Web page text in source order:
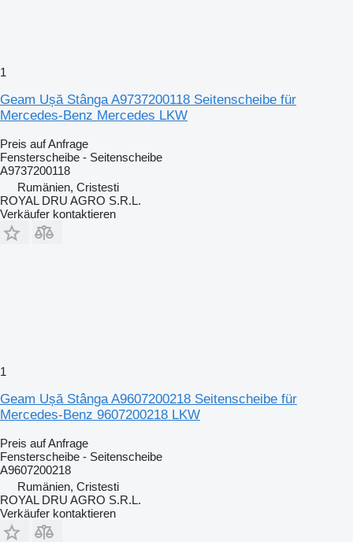
1
Geam Ușă Stânga A9737200118 Seitenscheibe für
Mercedes-Benz Mercedes LKW
Preis auf Anfrage
Fensterscheibe - Seitenscheibe
A9737200118
Rumänien, Cristesti
ROYAL DRU AGRO S.R.L.
Verkäufer kontaktieren
1
Geam Ușă Stânga A9607200218 Seitenscheibe für
Mercedes-Benz 9607200218 LKW
Preis auf Anfrage
Fensterscheibe - Seitenscheibe
A9607200218
Rumänien, Cristesti
ROYAL DRU AGRO S.R.L.
Verkäufer kontaktieren